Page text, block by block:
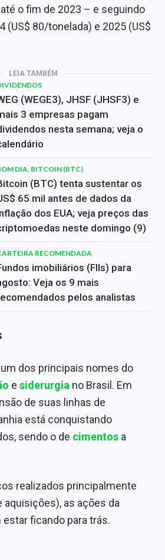
o fim de 2023 – e seguindo
(US$ 80/tonelada) e 2025 (US$
LEIA TAMBÉM
(WEGE3), JHSF (JHSF3) e
3 empresas pagam
nesta semana; veja o
DIA, BITCOIN (BTC)
(BTC) tenta sustentar os
65 mil antes de dados da
dos EUA; veja preços das
neste domingo (9)
RECOMENDADA
imobiliários (FIIs) para
Veja os 9 mais
pelos analistas
dos principais nomes do
e siderurgia no Brasil. Em
de suas linhas de
está conquistando
sendo o de cimentos a
realizados principalmente
aquisições), as ações da
ficando para trás.